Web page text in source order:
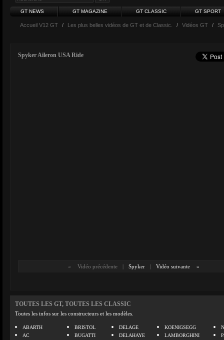
GT NEWS GT MAGAZINE GT CLASSIC GT SPORT
Accueil V12 GT / Les plus belles vidéos de GT et de Classic. / Vidéos GT /
Spyker Aileron USA Ride
« Vidéo précédente | Spyker | Vidéo suivante »
TOUTES LES GT, TOUTES LES CLASSIC
Toutes les infos sur les constructeurs et les modèles.
ABARTH
AC
BRISTOL
BUGATTI
DELAGE
DELAHAYE
KOENIGSEGG
LAMBORGHINI